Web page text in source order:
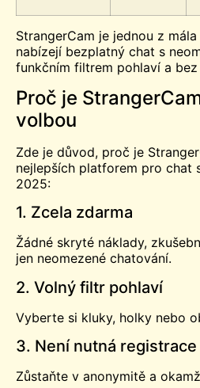
StrangerCam je jednou z
nabízejí bezplatný chat s
funkčním filtrem pohlaví a
Proč je
volbou
Zde je důvod, proč je
nejlepších platforem pro chat
2025:
1. Zcela zdarma
Žádné skryté náklady,
jen neomezené chatování.
2. Volný filtr pohlaví
Vyberte si kluky, holky nebo
3. Není nutná registrace
Zůstaňte v anonymitě a